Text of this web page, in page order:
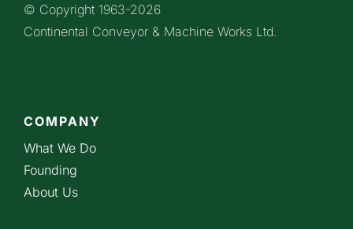
© Copyright 1963-2026
Continental Conveyor & Machine Works Ltd.
COMPANY
What We Do
Founding
About Us